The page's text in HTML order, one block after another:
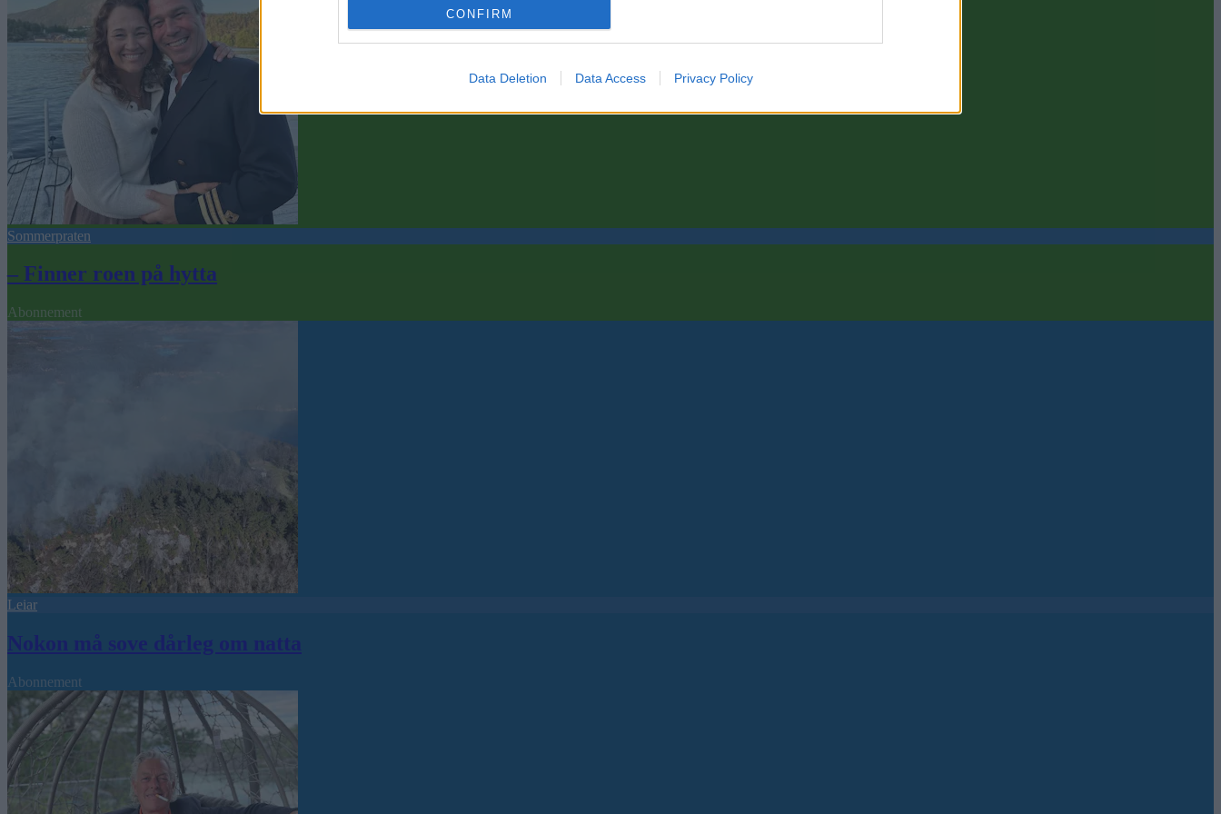
CONFIRM
Data Deletion Data Access Privacy Policy
Sommerpraten
– Finner roen på hytta
Abonnement
Leiar
Nokon må sove dårleg om natta
Abonnement